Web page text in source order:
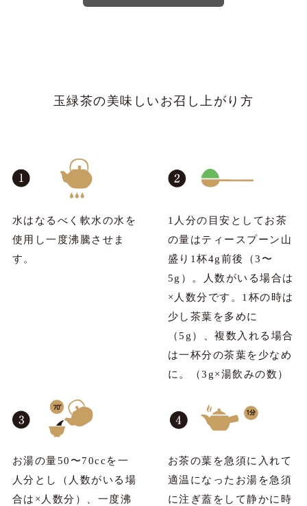
玉緑茶の美味しいお召し上がり方
水はなるべく軟水の水を
使用し一度沸騰させま
す。
1人分の目安としてお茶
の量はティースプーン山
盛り1杯4g前後（3〜
5g）。人数がいる場合は
×人数分です。1杯の時は
少し茶葉を多めに
（5g）、複数入れる場合
は一杯分の茶葉を少なめ
に。（3g×湯飲みの数）
お湯の量50〜70ccを一
人分とし（人数がいる場
合は×人数分）、一度沸
お茶の葉を急須に入れて
適温になったお湯を急須
に注ぎ蓋をして静かに時